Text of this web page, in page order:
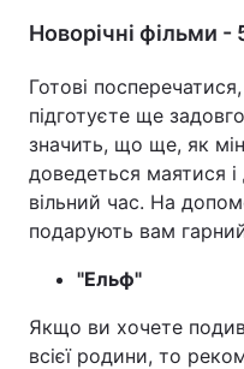
Новорічні фільми -
Готові
підготуєте ще
значить, що ще, як
доведеться маятися
вільний час. На
подарують вам
"Ельф"
Якщо ви хочете
всієї родини, то